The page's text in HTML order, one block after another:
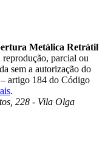
Metálica Retrátil
parcial ou
sem a autorização do
artigo 184 do Código
.
228 - Vila Olga